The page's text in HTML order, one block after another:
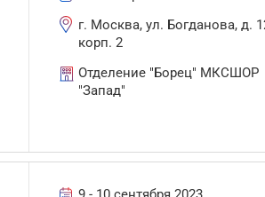
г. Москва, ул. Богданова, д.
корп. 2
Отделение "Борец" МКСШОР
"Запад"